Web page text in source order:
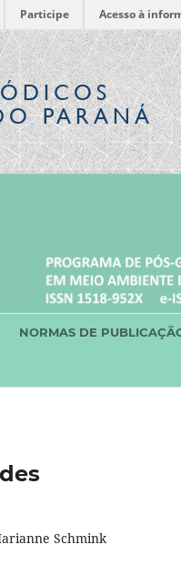
Participe Acesso à
PARANÁ
NORMAS DE
Schmink